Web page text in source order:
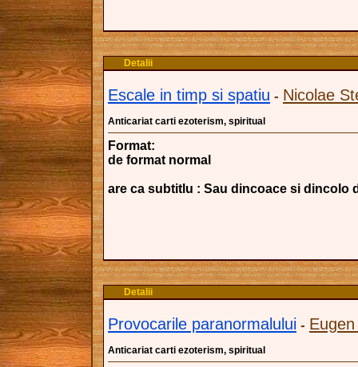
Detalii
Escale in timp si spatiu - Nicolae
Anticariat carti ezoterism, spiritual
Format:
de format normal
are ca subtitlu : Sau dincoace si dincolo
Detalii
Provocarile paranormalului -
Anticariat carti ezoterism, spiritual